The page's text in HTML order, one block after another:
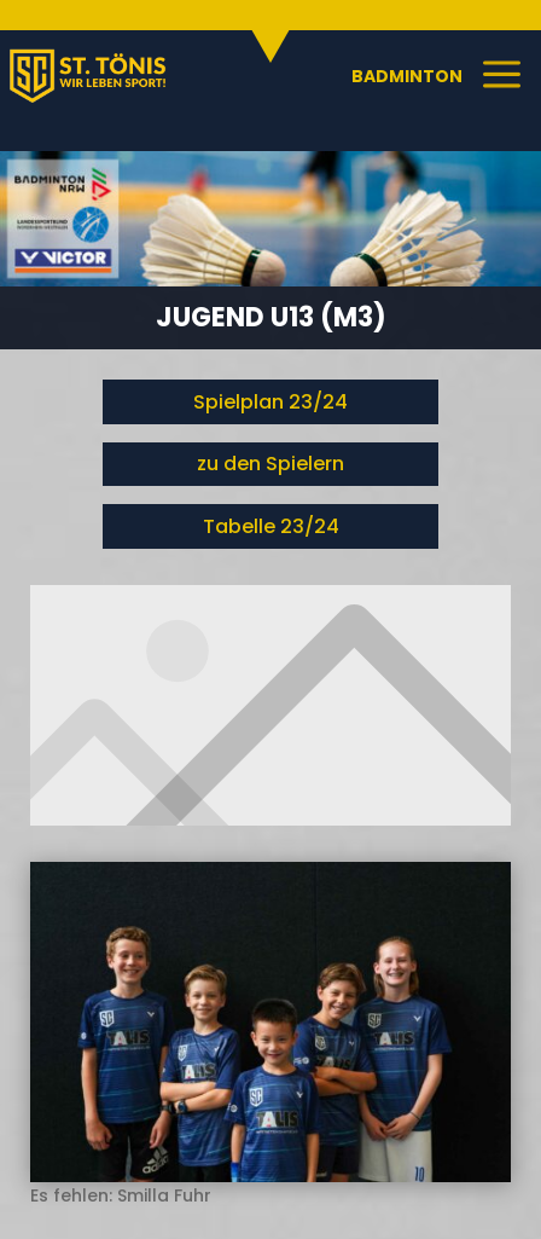
C
BADMINTON a
JUGEND U13 (M3)
Spielplan 23/24
zu den Spielern
Tabelle 23/24
Es fehlen: Smilla Fuhr